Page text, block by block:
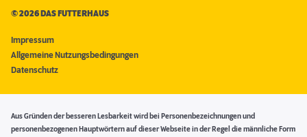
©2026 DAS FUTTERHAUS
Impressum
Allgemeine Nutzungsbedingungen
Datenschutz
Aus Gründen der besseren Lesbarkeit wird bei Personenbezeichnungen und
personenbezogenen Hauptwörtern auf dieser Webseite in der Regel die männliche Form